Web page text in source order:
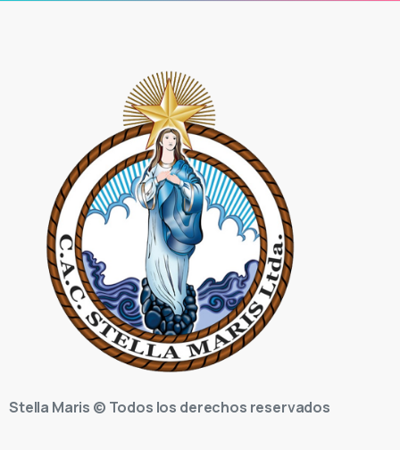
Stella Maris © Todos los derechos reservados